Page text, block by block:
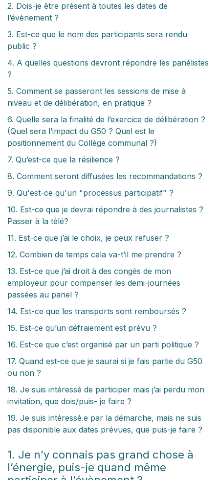
2. Dois-je être présent à toutes les dates de
l’évènement ?
3. Est-ce que le nom des participants sera rendu
public ?
4. A quelles questions devront répondre les panélistes
?
5. Comment se passeront les sessions de mise à
niveau et de délibération, en pratique ?
6. Quelle sera la finalité de l’exercice de délibération ?
(Quel sera l’impact du G50 ? Quel est le
positionnement du Collège communal ?)
7. Qu’est-ce que la résilience ?
8. Comment seront diffusées les recommandations ?
9. Qu'est-ce qu'un "processus participatif" ?
10. Est-ce que je devrai répondre à des journalistes ?
Passer à la télé?
11. Est-ce que j’ai le choix, je peux refuser ?
12. Combien de temps cela va-t’il me prendre ?
13. Est-ce que j’ai droit à des congés de mon
employeur pour compenser les demi-journées
passées au panel ?
14. Est-ce que les transports sont remboursés ?
15. Est-ce qu’un défraiement est prévu ?
16. Est-ce que c’est organisé par un parti politique ?
17. Quand est-ce que je saurai si je fais partie du G50
ou non ?
18. Je suis intéressé de participer mais j’ai perdu mon
invitation, que dois/puis- je faire ?
19. Je suis intéressé.e par la démarche, mais ne suis
pas disponible aux dates prévues, que puis-je faire ?
1. Je n’y connais pas grand chose à
l’énergie, puis-je quand même